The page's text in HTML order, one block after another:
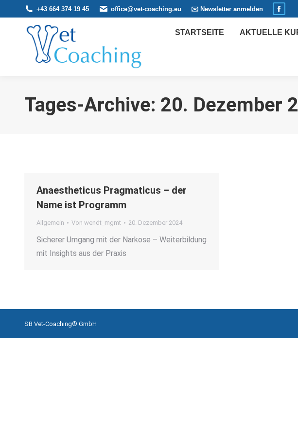
+43 664 374 19 45 office@vet-coaching.eu ✉️ Newsletter anmelden
STARTSEITE AKTUELLE
Tages-Archive: 20. Dezember
Anaestheticus Pragmaticus – der
Name ist Programm
Allgemein Von wendt_mgmt 20. Dezember 2024
Sicherer Umgang mit der Narkose – Weiterbildung
mit Insights aus der Praxis
SB Vet-Coaching® GmbH